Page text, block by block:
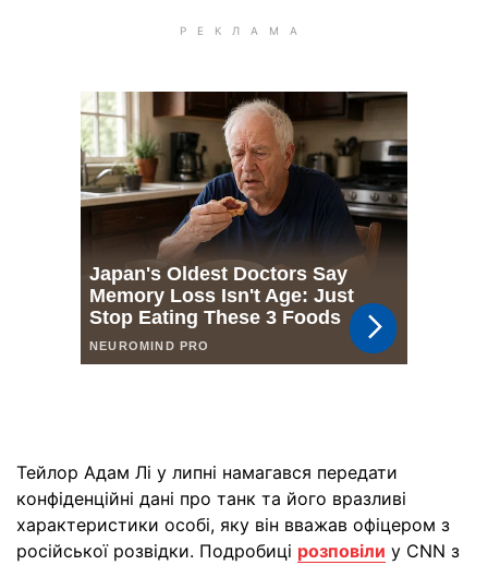
Тейлор Адам Лі у липні намагався передати
конфіденційні дані про танк та його вразливі
характеристики особі, яку він вважав офіцером з
російської розвідки. Подробиці розповіли у CNN з